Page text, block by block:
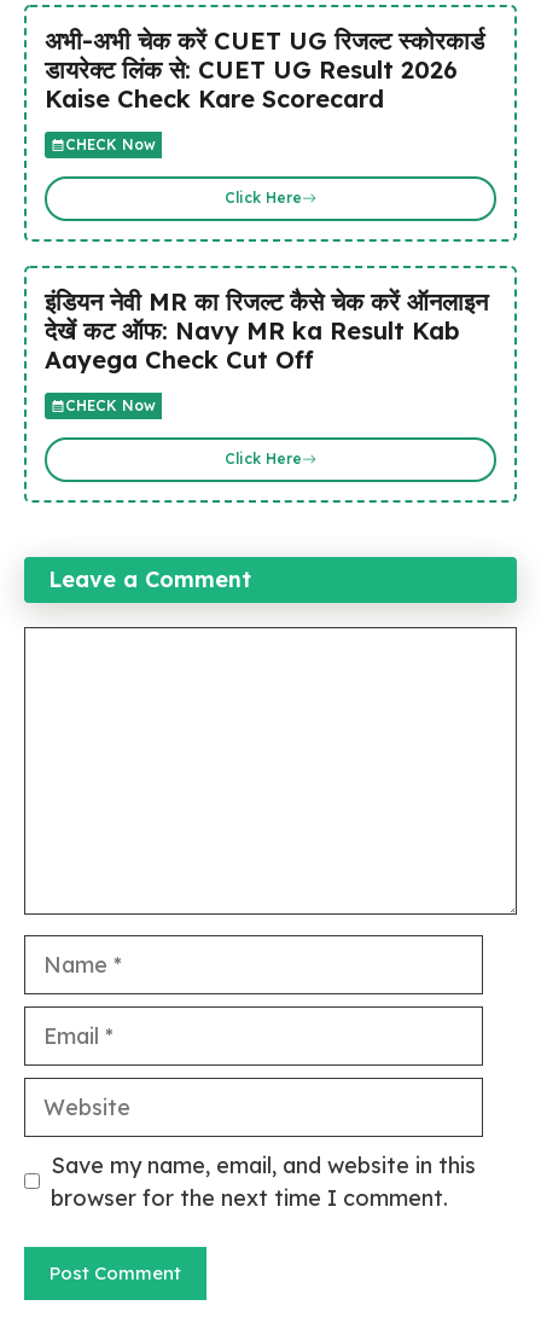
अभी-अभी चेक करें CUET UG रिजल्ट स्कोरकार्ड
डायरेक्ट लिंक से: CUET UG Result 2026
Kaise Check Kare Scorecard
CHECK Now
Click Here
इंडियन नेवी MR का रिजल्ट कैसे चेक करें ऑनलाइन
देखें कट ऑफ: Navy MR ka Result Kab
Aayega Check Cut Off
CHECK Now
Click Here
Leave a Comment
Website
Save my name, email, and website in this
browser for the next time I comment.